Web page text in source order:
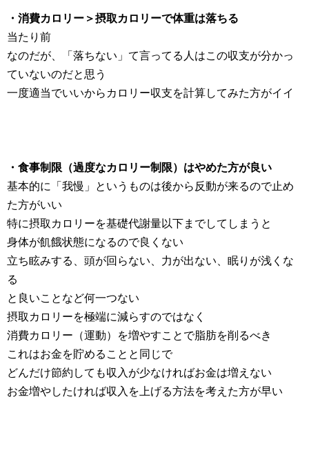
・消費カロリー＞摂取カロリーで体重は落ちる
当たり前
なのだが、「落ちない」て言ってる人はこの収支が分かっ
ていないのだと思う
一度適当でいいからカロリー収支を計算してみた方がイイ
・食事制限（過度なカロリー制限）はやめた方が良い
基本的に「我慢」というものは後から反動が来るので止め
た方がいい
特に摂取カロリーを基礎代謝量以下までしてしまうと
身体が飢餓状態になるので良くない
立ち眩みする、頭が回らない、力が出ない、眠りが浅くな
る
と良いことなど何一つない
摂取カロリーを極端に減らすのではなく
消費カロリー（運動）を増やすことで脂肪を削るべき
これはお金を貯めることと同じで
どんだけ節約しても収入が少なければお金は増えない
お金増やしたければ収入を上げる方法を考えた方が早い